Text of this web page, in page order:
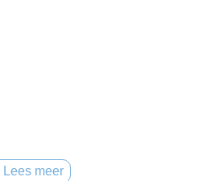
Lees meer